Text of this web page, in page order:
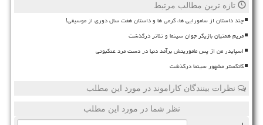
تازه ترین مطالب مرتبط
چند داستان از سامورایی ها، گرمی ها و داستان هفت سال دوری از موسیقی!
مریم همتیان بازیگر جوان سینما و تئاتر درگذشت
اسپایدر من از پس ماموریتش برآمد دنیا در دست مرد عنکبوتی
گانگستر مشهور سینما درگذشت
نظرات بینندگان کاراموند در مورد این مطلب
نظر شما در مورد این مطلب